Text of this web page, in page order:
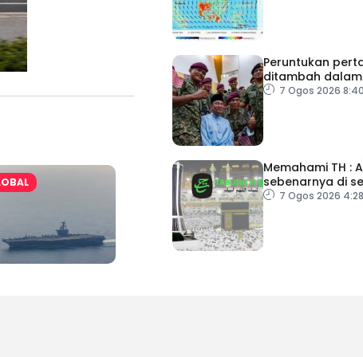
aminoVITAL® Bersama Pempengaruh Larian Antarabangsa
Peruntukan
ditambah dalam
Belanjawan 2027
7 Ogos 2026
Memahami TH :
sebenarnya di
angka
7 Ogos 2026